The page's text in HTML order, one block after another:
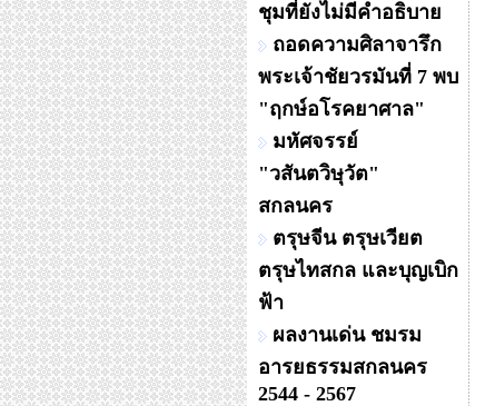
ชุมที่ยังไม่มีคำอธิบาย
ถอดความศิลาจารึก
พระเจ้าชัยวรมันที่ 7 พบ
"ฤกษ์อโรคยาศาล"
มหัศจรรย์
"วสันตวิษุวัต"
สกลนคร
ตรุษจีน ตรุษเวียต
ตรุษไทสกล และบุญเบิก
ฟ้า
ผลงานเด่น ชมรม
อารยธรรมสกลนคร
2544 - 2567